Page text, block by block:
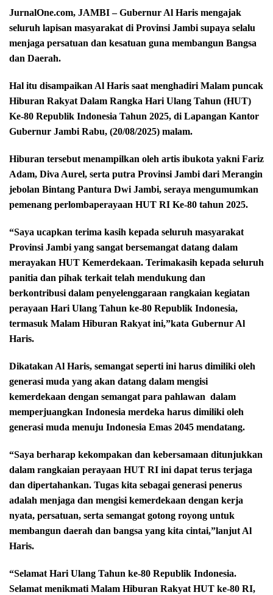
JurnalOne.com, JAMBI – Gubernur Al Haris mengajak
seluruh lapisan masyarakat di Provinsi Jambi supaya selalu
menjaga persatuan dan kesatuan guna membangun Bangsa
dan Daerah.
Hal itu disampaikan Al Haris saat menghadiri Malam puncak
Hiburan Rakyat Dalam Rangka Hari Ulang Tahun (HUT)
Ke-80 Republik Indonesia Tahun 2025, di Lapangan Kantor
Gubernur Jambi Rabu, (20/08/2025) malam.
Hiburan tersebut menampilkan oleh artis ibukota yakni Fariz
Adam, Diva Aurel, serta putra Provinsi Jambi dari Merangin
jebolan Bintang Pantura Dwi Jambi, seraya mengumumkan
pemenang perlombaperayaan HUT RI Ke-80 tahun 2025.
“Saya ucapkan terima kasih kepada seluruh masyarakat
Provinsi Jambi yang sangat bersemangat datang dalam
merayakan HUT Kemerdekaan. Terimakasih kepada seluruh
panitia dan pihak terkait telah mendukung dan
berkontribusi dalam penyelenggaraan rangkaian kegiatan
perayaan Hari Ulang Tahun ke-80 Republik Indonesia,
termasuk Malam Hiburan Rakyat ini,”kata Gubernur Al
Haris.
Dikatakan Al Haris, semangat seperti ini harus dimiliki oleh
generasi muda yang akan datang dalam mengisi
kemerdekaan dengan semangat para pahlawan dalam
memperjuangkan Indonesia merdeka harus dimiliki oleh
generasi muda menuju Indonesia Emas 2045 mendatang.
“Saya berharap kekompakan dan kebersamaan ditunjukkan
dalam rangkaian perayaan HUT RI ini dapat terus terjaga
dan dipertahankan. Tugas kita sebagai generasi penerus
adalah menjaga dan mengisi kemerdekaan dengan kerja
nyata, persatuan, serta semangat gotong royong untuk
membangun daerah dan bangsa yang kita cintai,”lanjut Al
Haris.
“Selamat Hari Ulang Tahun ke-80 Republik Indonesia.
Selamat menikmati Malam Hiburan Rakyat HUT ke-80 RI,